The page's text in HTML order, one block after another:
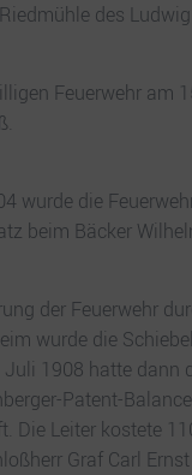
des
Feuerwehr am
wurde die
beim Bäcker
der Feuerwehr
wurde die
1908 hatte dann
Patent-
Die Leiter kostete
Graf Carl Ernst